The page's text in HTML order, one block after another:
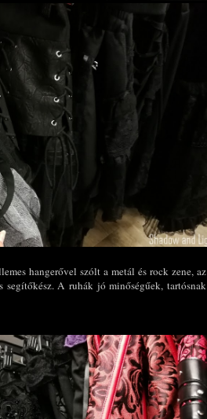
hangerővel szólt a metál és rock zene, az
A ruhák jó minőségűek, tartósnak